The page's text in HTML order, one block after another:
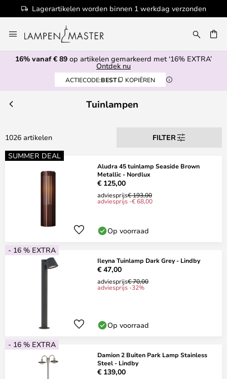
100+ designermerken
naar
de
inhoud
16% vanaf € 89 op artikelen gemarkeerd met ‘16% EXTRA’
Ontdek nu
ACTIECODE:BEST KOPIËREN
Tuinlampen
1026 artikelen
FILTER
SUMMER DEAL
Aludra 45 tuinlamp Seaside Brown
Metallic - Nordlux
€ 125,00
adviesprijs€ 193,00
adviesprijs -€ 68,00
Op voorraad
- 16 % EXTRA
Ileyna Tuinlamp Dark Grey - Lindby
€ 47,00
adviesprijs€ 70,00
adviesprijs -32%
Op voorraad
- 16 % EXTRA
Damion 2 Buiten Park Lamp Stainless
Steel - Lindby
€ 139,00